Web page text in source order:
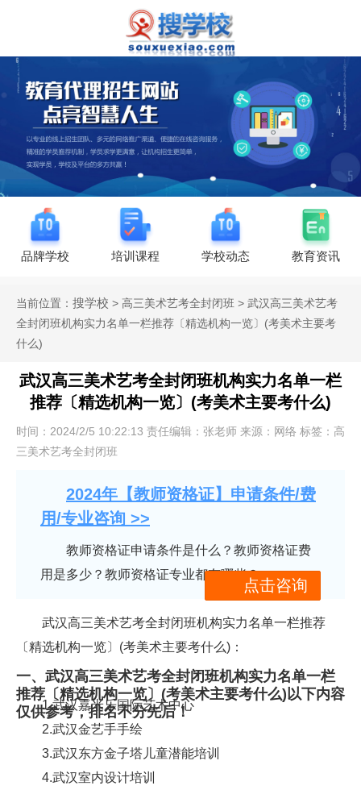
品牌学校 培训课程 学校动态 教育资讯
当前位置： 搜学校 > 高三美术艺考全封闭班 > 武汉高三美术艺考
全封闭班机构实力名单一栏推荐〔精选机构一览〕(考美术主要考
什么)
武汉高三美术艺考全封闭班机构实力名单一栏
推荐〔精选机构一览〕(考美术主要考什么)
时间：2024/2/5 10:22:13 责任编辑：张老师 来源：网络 标签：高
三美术艺考全封闭班
2024年【教师资格证】申请条件/费
用/专业咨询 >>
教师资格证申请条件是什么？教师资格证费
用是多少？教师资格证专业都有哪些？
点击咨询
武汉高三美术艺考全封闭班机构实力名单一栏推荐
〔精选机构一览〕(考美术主要考什么)：
一、武汉高三美术艺考全封闭班机构实力名单一栏
推荐〔精选机构一览〕(考美术主要考什么)以下内容
仅供参考，排名不分先后！
1.武汉嘉米乐国际艺术中心
2.武汉金艺手手绘
3.武汉东方金子塔儿童潜能培训
4.武汉室内设计培训